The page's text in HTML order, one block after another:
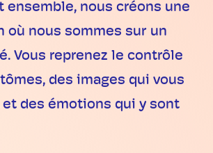
ensemble, nous créons une
où nous sommes sur un
Vous reprenez le contrôle
des images qui vous
des émotions qui y sont